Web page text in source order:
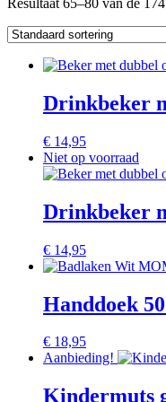
Resultaat 65–80 van de
Drinkbeker
€ 14,95
Niet op voorraad
Drinkbeker
€ 14,95
Handdoek
€ 18,95
Aanbieding!
Kindermuts